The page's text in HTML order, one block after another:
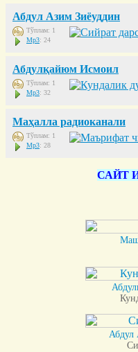
Абдул Азим Зиёуддин
Тўплам: 1
Mp3: 24
Абдулқайюм Исмоил
Тўплам: 1
Mp3: 32
Маҳалла радиоканали
Тўплам: 1
Mp3: 28
САЙТ
Абдул